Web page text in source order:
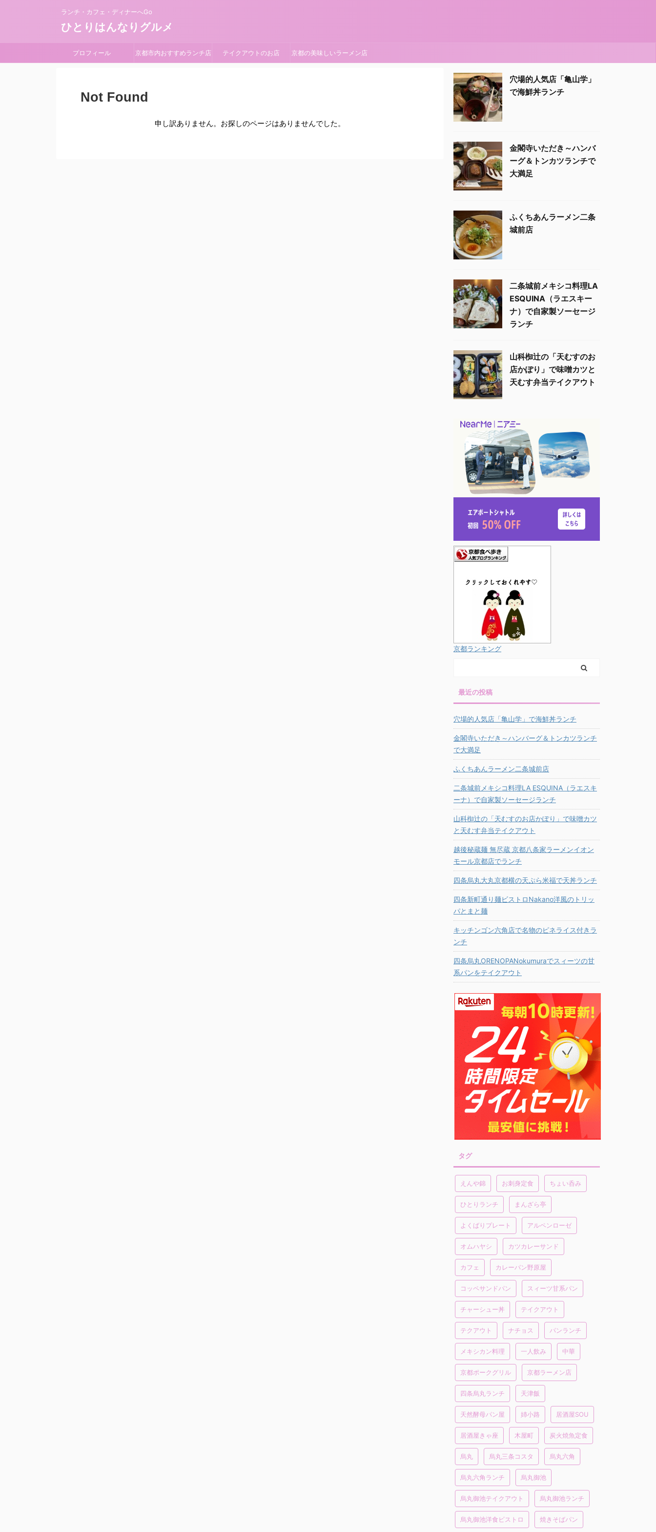
ランチ・カフェ・ディナーへGo
ひとりはんなりグルメ
プロフィール 京都市内おすすめランチ店 テイクアウトのお店 京都の美味しいラーメン店
Not Found
申し訳ありません。お探しのページはありませんでした。
穴場的人気店「亀山学」
で海鮮丼ランチ
金閣寺いただき～ハンバ
ーグ＆トンカツランチで
大満足
ふくちあんラーメン二条
城前店
二条城前メキシコ料理LA
ESQUINA（ラエスキー
ナ）で自家製ソーセージ
ランチ
山科椥辻の「天むすのお
店かぽり」で味噌カツと
天むす弁当テイクアウト
京都ランキング
最近の投稿
穴場的人気店「亀山学」で海鮮丼ランチ
金閣寺いただき～ハンバーグ＆トンカツランチ
で大満足
ふくちあんラーメン二条城前店
二条城前メキシコ料理LA ESQUINA（ラエスキ
ーナ）で自家製ソーセージランチ
山科椥辻の「天むすのお店かぽり」で味噌カツ
と天むす弁当テイクアウト
越後秘蔵麺 無尽蔵 京都八条家ラーメンイオン
モール京都店でランチ
四条烏丸大丸京都横の天ぷら米福で天丼ランチ
四条新町通り麺ビストロNakano洋風のトリッ
パとまと麺
キッチンゴン六角店で名物のピネライス付きラ
ンチ
四条烏丸ORENOPANokumuraでスィーツの甘
系パンをテイクアウト
タグ
えんや錦 お刺身定食 ちょい呑み
ひとりランチ まんざら亭
よくばりプレート アルペンローゼ
オムハヤシ カツカレーサンド
カフェ カレーパン野原屋
コッペサンドパン スィーツ甘系パン
チャーシュー丼 テイクアウト
テクアウト ナチョス パンランチ
メキシカン料理 一人飲み 中華
京都ポークグリル 京都ラーメン店
四条烏丸ランチ 天津飯
天然酵母パン屋 姉小路 居酒屋SOU
居酒屋きゃ座 木屋町 炭火焼魚定食
烏丸 烏丸三条コスタ 烏丸六角
烏丸六角ランチ 烏丸御池
烏丸御池テイクアウト 烏丸御池ランチ
烏丸御池洋食ビストロ 焼きそばパン